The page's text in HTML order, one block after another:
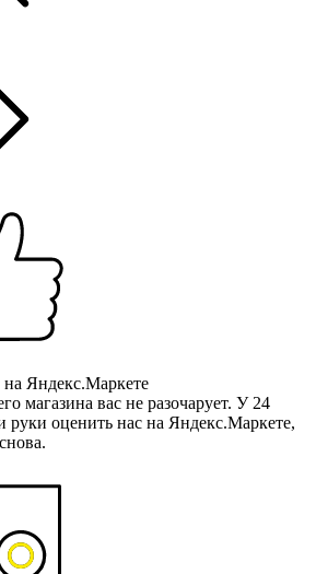
Яндекс.Маркете
магазина вас не разочарует. У 24
руки оценить нас на Яндекс.Маркете,